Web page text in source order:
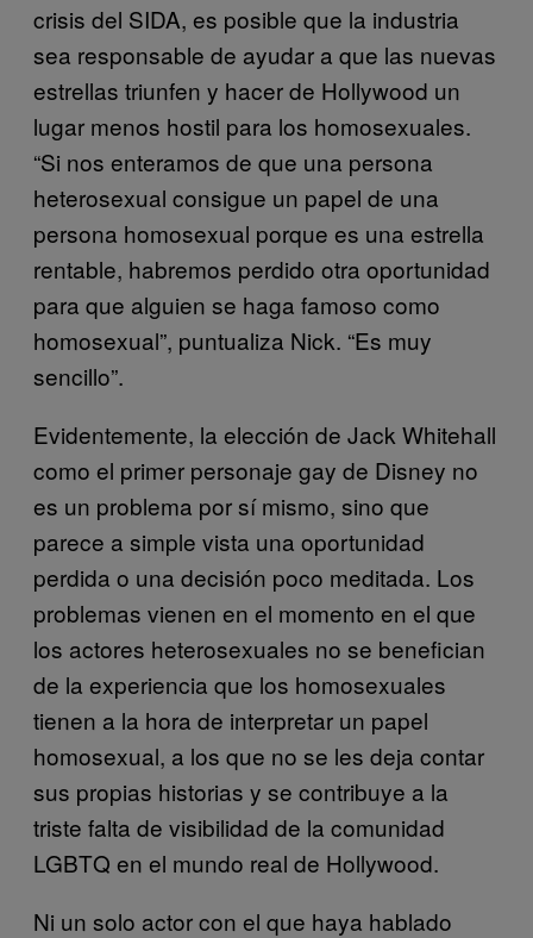
crisis del SIDA, es posible que la industria
sea responsable de ayudar a que las nuevas
estrellas triunfen y hacer de Hollywood un
lugar menos hostil para los homosexuales.
“Si nos enteramos de que una persona
heterosexual consigue un papel de una
persona homosexual porque es una estrella
rentable, habremos perdido otra oportunidad
para que alguien se haga famoso como
homosexual”, puntualiza Nick. “Es muy
sencillo”.
Evidentemente, la elección de Jack Whitehall
como el primer personaje gay de Disney no
es un problema por sí mismo, sino que
parece a simple vista una oportunidad
perdida o una decisión poco meditada. Los
problemas vienen en el momento en el que
los actores heterosexuales no se benefician
de la experiencia que los homosexuales
tienen a la hora de interpretar un papel
homosexual, a los que no se les deja contar
sus propias historias y se contribuye a la
triste falta de visibilidad de la comunidad
LGBTQ en el mundo real de Hollywood.
Ni un solo actor con el que haya hablado